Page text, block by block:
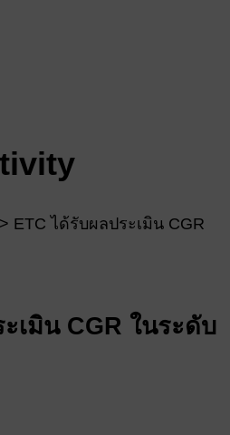
> ETC ได้รับผลประเมิน CGR
เมิน CGR ในระดับ